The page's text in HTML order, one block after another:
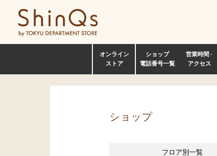
オンライン
ストア
ショップ
電話番号一覧
営業時間 ·
アクセス
ショップ
フロア別一覧